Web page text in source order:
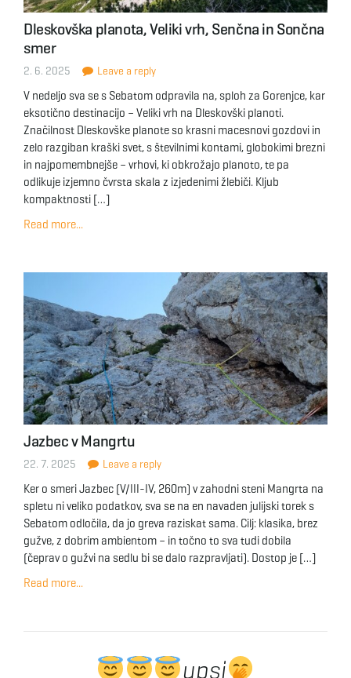
Dleskovška planota, Veliki vrh, Senčna in Sončna
smer
2. 6. 2025 Leave a reply
V nedeljo sva se s Sebatom odpravila na, sploh za Gorenjce, kar
eksotično destinacijo – Veliki vrh na Dleskovški planoti.
Značilnost Dleskovške planote so krasni macesnovi gozdovi in
zelo razgiban kraški svet, s številnimi kontami, globokimi brezni
in najpomembnejše – vrhovi, ki obkrožajo planoto, te pa
odlikuje izjemno čvrsta skala z izjedenimi žlebiči. Kljub
kompaktnosti […]
Read more...
Jazbec v Mangrtu
22. 7. 2025 Leave a reply
Ker o smeri Jazbec (V/III-IV, 260m) v zahodni steni Mangrta na
spletu ni veliko podatkov, sva se na en navaden julijski torek s
Sebatom odločila, da jo greva raziskat sama. Cilj: klasika, brez
gužve, z dobrim ambientom – in točno to sva tudi dobila
(čeprav o gužvi na sedlu bi se dalo razpravljati). Dostop je […]
Read more...
upsi